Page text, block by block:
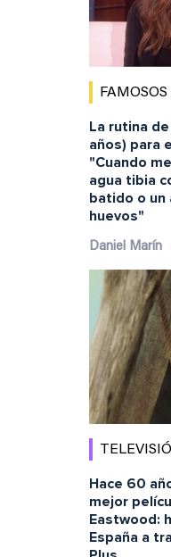
FAMOSOS
La rutina
años) para
"Cuando
agua tibia
batido o un
huevos"
Daniel Marín
Hace 60
mejor
Eastwood:
España a